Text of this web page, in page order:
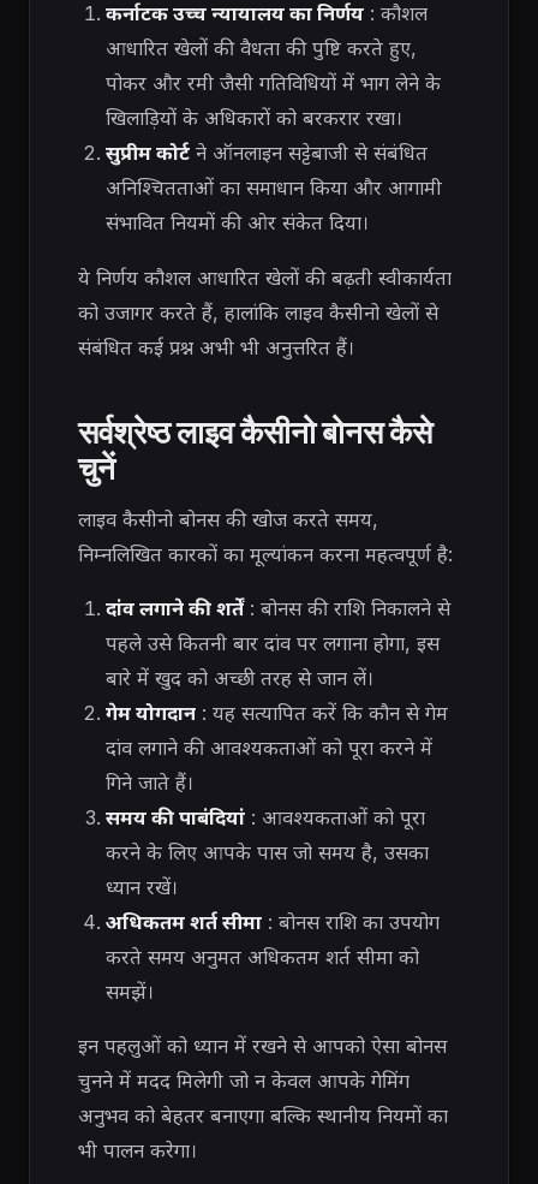
कर्नाटक उच्च न्यायालय का निर्णय: कौशल
आधारित खेलों की वैधता की पुष्टि करते हुए,
पोकर और रमी जैसी गतिविधियों में भाग लेने के
खिलाड़ियों के अधिकारों को बरकरार रखा।
सुप्रीम कोर्टने ऑनलाइन सट्टेबाजी से संबंधित
अनिश्चितताओं का समाधान किया और आगामी
संभावित नियमों की ओर संकेत दिया।
ये निर्णय कौशल आधारित खेलों की बढ़ती स्वीकार्यता
को उजागर करते हैं, हालांकि लाइव कैसीनो खेलों से
संबंधित कई प्रश्न अभी भी अनुत्तरित हैं।
सर्वश्रेष्ठ लाइव कैसीनो बोनस कैसे
चुनें
लाइव कैसीनो बोनस की खोज करते समय,
निम्नलिखित कारकों का मूल्यांकन करना महत्वपूर्ण है:
दांव लगाने की शर्तें: बोनस की राशि निकालने से
पहले उसे कितनी बार दांव पर लगाना होगा, इस
बारे में खुद को अच्छी तरह से जान लें।
गेम योगदान: यह सत्यापित करें कि कौन से गेम
दांव लगाने की आवश्यकताओं को पूरा करने में
गिने जाते हैं।
समय की पाबंदियां: आवश्यकताओं को पूरा
करने के लिए आपके पास जो समय है, उसका
ध्यान रखें।
अधिकतम शर्त सीमा: बोनस राशि का उपयोग
करते समय अनुमत अधिकतम शर्त सीमा को
समझें।
इन पहलुओं को ध्यान में रखने से आपको ऐसा बोनस
चुनने में मदद मिलेगी जो न केवल आपके गेमिंग
अनुभव को बेहतर बनाएगा बल्कि स्थानीय नियमों का
भी पालन करेगा।